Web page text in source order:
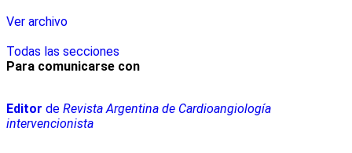
Ver archivo
Todas las secciones
Para comunicarse con
Editor de Revista Argentina de Cardioangiología
intervencionista